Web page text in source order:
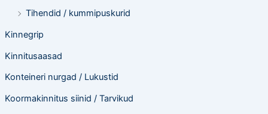
Tihendid / kummipuskurid
Kinnegrip
Kinnitusaasad
Konteineri nurgad / Lukustid
Koormakinnitus siinid / Tarvikud